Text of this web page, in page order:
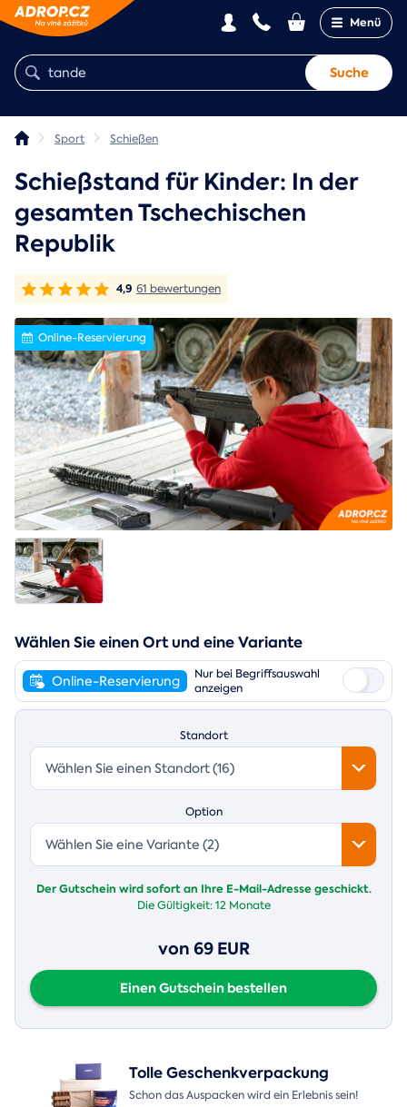
Menü
Suche
Sport Schießen
Schießstand für Kinder: In der
gesamten Tschechischen
Republik
4,9 61 bewertungen
Online-Reservierung
Wählen Sie einen Ort und eine Variante
Online-Reservierung
Nur bei Begriffsauswahl
anzeigen
Standort
Wählen Sie einen Standort (16)
Option
Wählen Sie eine Variante (2)
Der Gutschein wird sofort an Ihre E-Mail-Adresse geschickt.
Die Gültigkeit:12 Monate
von 69 EUR
Einen Gutschein bestellen
Tolle Geschenkverpackung
Schon das Auspacken wird ein Erlebnis sein!